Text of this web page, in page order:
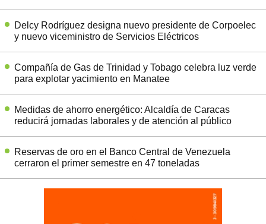
Delcy Rodríguez designa nuevo presidente de Corpoelec
y nuevo viceministro de Servicios Eléctricos
Compañía de Gas de Trinidad y Tobago celebra luz verde
para explotar yacimiento en Manatee
Medidas de ahorro energético: Alcaldía de Caracas
reducirá jornadas laborales y de atención al público
Reservas de oro en el Banco Central de Venezuela
cerraron el primer semestre en 47 toneladas